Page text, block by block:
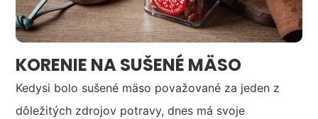
KORENIE NA SUŠENÉ MÄSO
Kedysi bolo sušené mäso považované za jeden z
dôležitých zdrojov potravy, dnes má svoje